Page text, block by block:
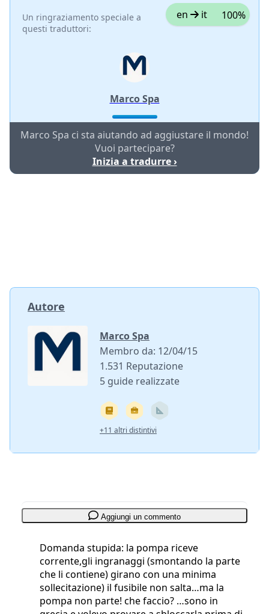
Un ringraziamento speciale a
questi traduttori:
en it 100%
Marco Spa
Marco Spa ci sta aiutando ad aggiustare il mondo!
Vuoi partecipare?
Inizia a tradurre ›
Autore
Marco Spa
Membro da: 12/04/15
1.531 Reputazione
5 guide realizzate
+11 altri distintivi
Aggiungi un commento
Domanda stupida: la pompa riceve
corrente,gli ingranaggi (smontando la parte
che li contiene) girano con una minima
sollecitazione) il fusibile non salta…ma la
pompa non parte! che faccio? …sono in